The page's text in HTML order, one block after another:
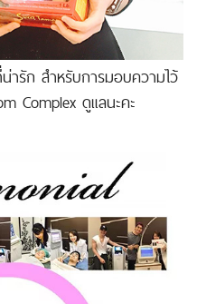
ารัก สำหรับการมอบความไว้
Complex ดูแลนะคะ